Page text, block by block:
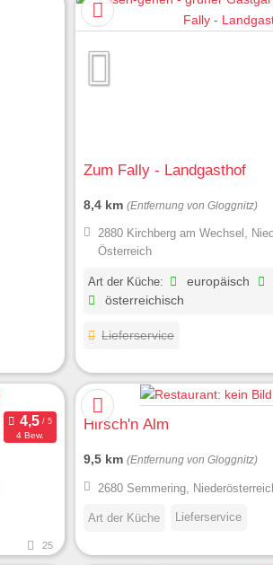
Zum Fally - Landgasthof
8,4 km (Entfernung von Gloggnitz)
2880 Kirchberg am Wechsel,
Österreich
Art der Küche: europäisch
österreichisch
Lieferservice
4 Bew.
25
Hirsch'n Alm
9,5 km (Entfernung von Gloggnitz)
2680 Semmering,
Art der Küche Lieferservice